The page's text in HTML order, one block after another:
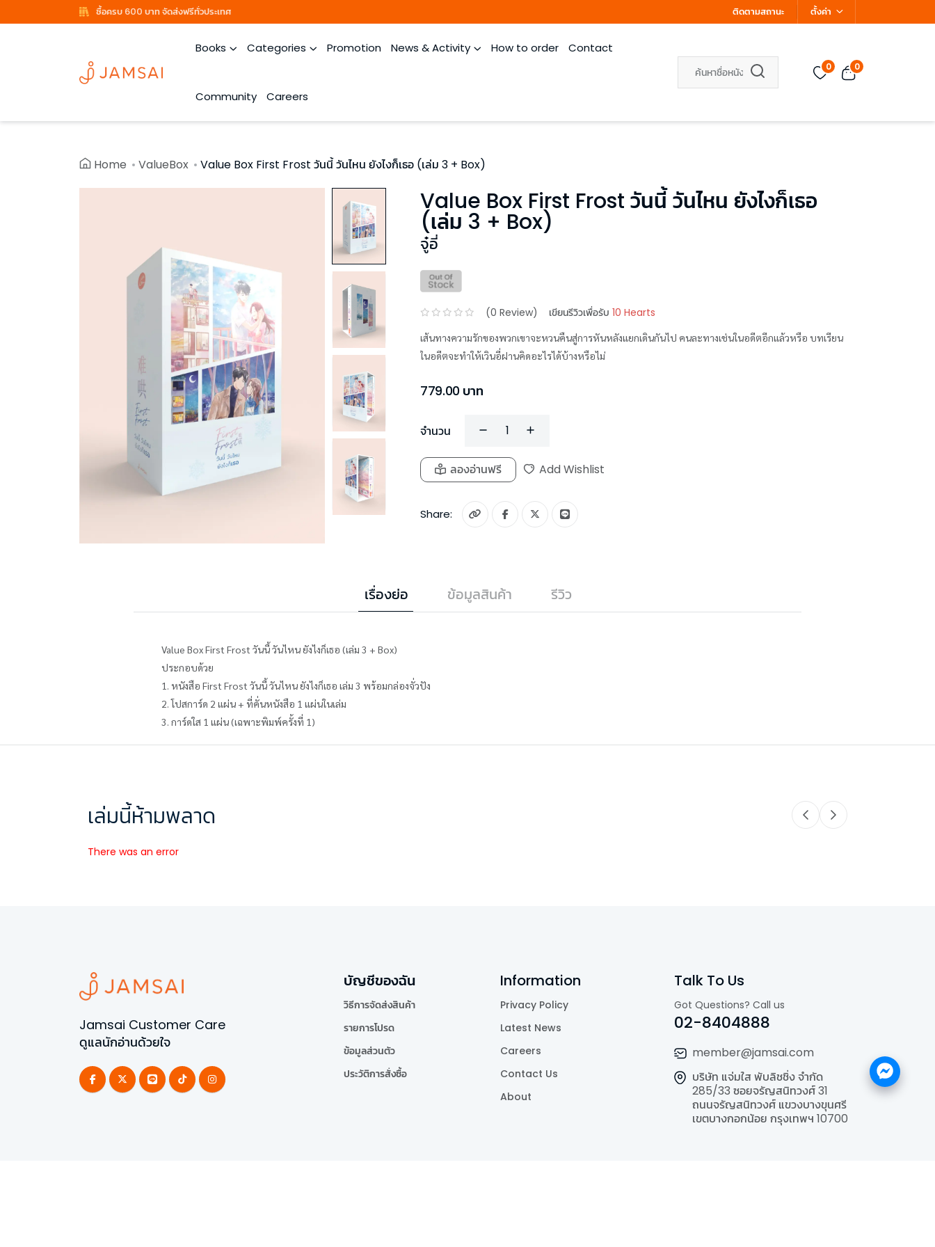
ซื้อครบ 600 บาท จัดส่งฟรีทั่วประเทศ ติดตามสถานะ ตั้งค่า
Books Categories Promotion News & Activity How to order Contact
Community Careers
0 0
Home ValueBox Value Box First Frost วันนี้ วันไหน ยังไงก็เธอ (เล่ม 3 + Box)
Value Box First Frost วันนี้ วันไหน ยังไงก็เธอ
(เล่ม 3 + Box)
จู๋อี่
(0 Review) เขียนรีวิวเพื่อรับ 10 Hearts
เส้นทางความรักของพวกเขาจะหวนคืนสู่การหันหลังแยกเดินกันไป คนละทางเช่นในอดีตอีกแล้วหรือ บทเรียน
ในอดีตจะทำให้เวินอี่ฝานคิดอะไรได้บ้างหรือไม่
779.00 บาท
จำนวน
ลองอ่านฟรี Add Wishlist
Share:
เรื่องย่อ ข้อมูลสินค้า รีวิว
Value Box First Frost วันนี้ วันไหน ยังไงก็เธอ (เล่ม 3 + Box)
ประกอบด้วย
1. หนังสือ First Frost วันนี้ วันไหน ยังไงก็เธอ เล่ม 3 พร้อมกล่องจั่วปัง
2. โปสการ์ด 2 แผ่น + ที่คั่นหนังสือ 1 แผ่นในเล่ม
3. การ์ดใส 1 แผ่น (เฉพาะพิมพ์ครั้งที่ 1)
เล่มนี้ห้ามพลาด
There was an error
Jamsai Customer Care
ดูแลนักอ่านด้วยใจ
บัญชีของฉัน
วิธีการจัดส่งสินค้า
รายการโปรด
ข้อมูลส่วนตัว
ประวัติการสั่งซื้อ
Information
Privacy Policy
Latest News
Careers
Contact Us
About
Talk To Us
Got Questions? Call us
02-8404888
member@jamsai.com
บริษัท แจ่มใส พับลิชชิ่ง จำกัด
285/33 ซอยจรัญสนิทวงศ์ 31
ถนนจรัญสนิทวงศ์ แขวงบางขุนศรี
เขตบางกอกน้อย กรุงเทพฯ 10700